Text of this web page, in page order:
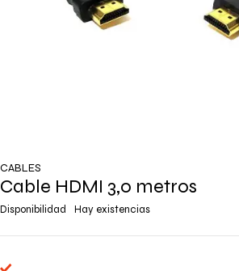
CABLES
Cable HDMI 3,0 metros
Disponibilidad Hay existencias